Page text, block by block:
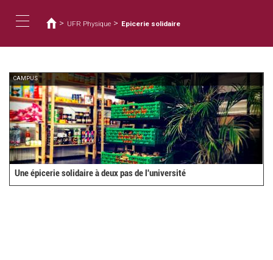
contenu
navigation
êtes
ici
> UFR Physique > Epicerie solidaire
CAMPUS
Une épicerie solidaire à deux pas de l'université